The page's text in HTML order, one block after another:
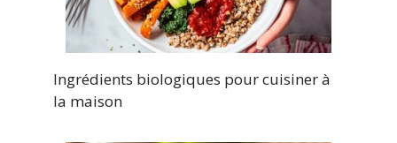
Ingrédients biologiques pour cuisiner à
la maison